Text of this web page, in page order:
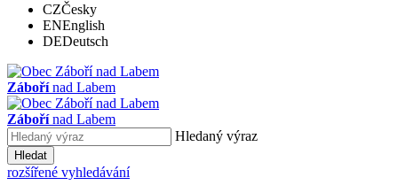
CZČesky
ENEnglish
DEDeutsch
Zábořínad Labem
Zábořínad Labem
Hledaný výraz
Hledat
rozšířené vyhledávání